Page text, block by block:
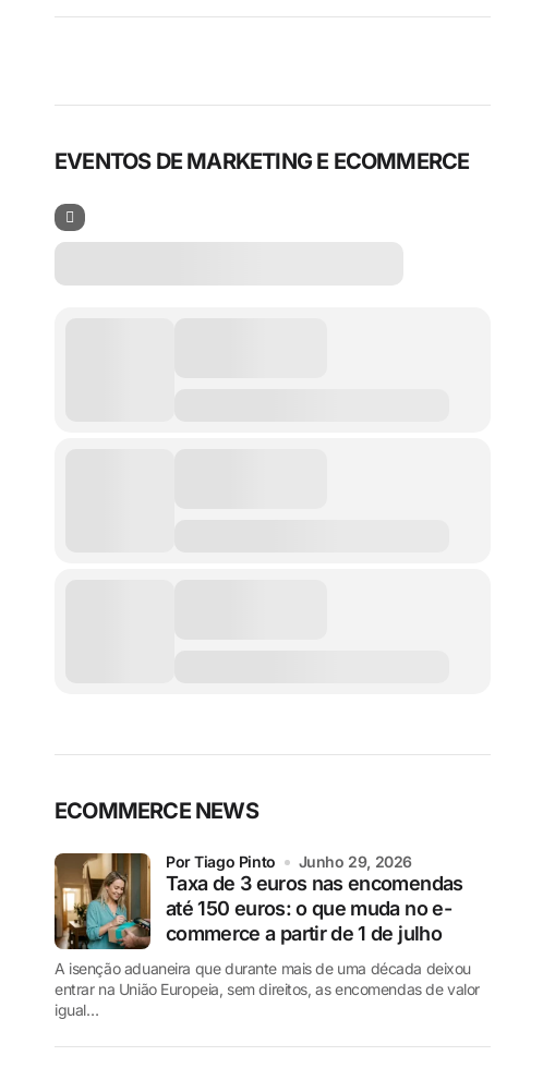
EVENTOS DE MARKETING E ECOMMERCE
ECOMMERCE NEWS
Taxa de 3 euros nas encomendas
até 150 euros: o que muda no e-
commerce a partir de 1 de julho
por Tiago Pinto Junho 29, 2026
A isenção aduaneira que durante mais de uma década deixou
entrar na União Europeia, sem direitos, as encomendas de valor
igual…